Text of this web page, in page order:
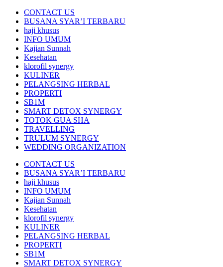
CONTACT US
BUSANA SYAR’I TERBARU
haji khusus
INFO UMUM
Kajian Sunnah
Kesehatan
klorofil synergy
KULINER
PELANGSING HERBAL
PROPERTI
SB1M
SMART DETOX SYNERGY
TOTOK GUA SHA
TRAVELLING
TRULUM SYNERGY
WEDDING ORGANIZATION
CONTACT US
BUSANA SYAR’I TERBARU
haji khusus
INFO UMUM
Kajian Sunnah
Kesehatan
klorofil synergy
KULINER
PELANGSING HERBAL
PROPERTI
SB1M
SMART DETOX SYNERGY